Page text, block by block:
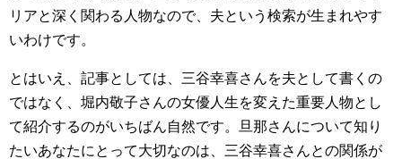
リアと深く関わる人物なので、夫という検索が生まれやす
いわけです。
とはいえ、記事としては、三谷幸喜さんを夫として書くの
ではなく、堀内敬子さんの女優人生を変えた重要人物とし
て紹介するのがいちばん自然です。旦那さんについて知り
たいあなたにとって大切なのは、三谷幸喜さんとの関係が